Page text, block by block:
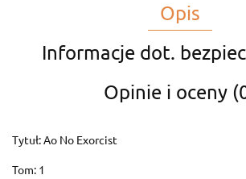
Opis
Informacje dot.
Opinie i oceny
Tytuł: Ao No Exorcist
Tom: 1